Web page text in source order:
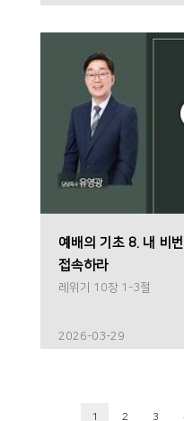
예배의 기초 8. 내 비
접속하라
레위기 10장 1-3절
2026-03-29
1 2 3